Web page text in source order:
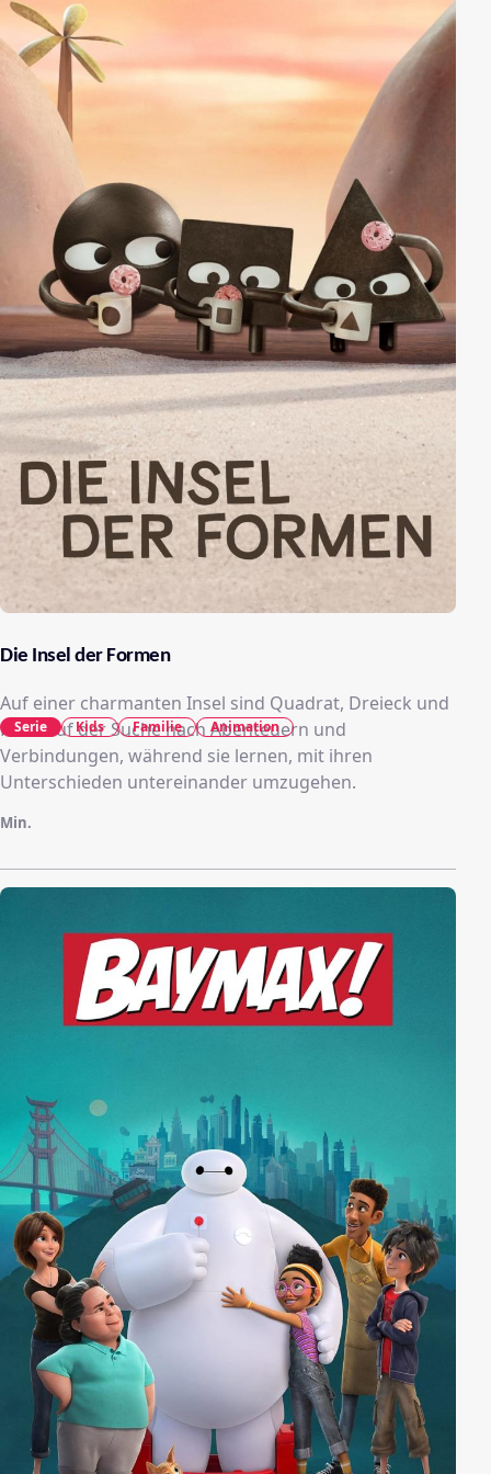
Sohn-Beziehung. Der junge Mann lernt mehr vom
ehrlichen und direkten Alten, als dieser überhaupt
beabsichtigt...
Die Insel der Formen
Auf einer charmanten Insel sind Quadrat, Dreieck und
Kreis auf der Suche nach Abenteuern und
Verbindungen, während sie lernen, mit ihren
Unterschieden untereinander umzugehen.
Min.
Serie Kids Familie Animation